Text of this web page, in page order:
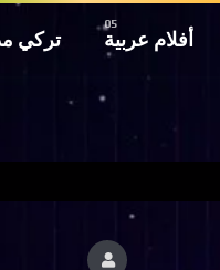
تركي أفلام عربية